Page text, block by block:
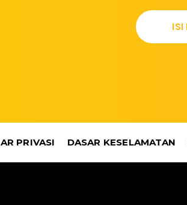
ISI
PRIVASI DASAR KESELAMATAN